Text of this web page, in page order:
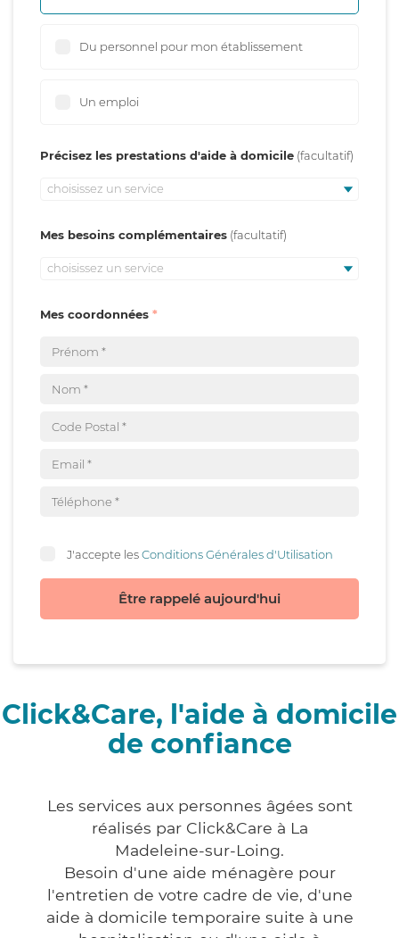
Du personnel pour mon établissement
Un emploi
Précisez les prestations d'aide à domicile
choisissez un service
Mes besoins complémentaires
choisissez un service
Mes coordonnées
J'accepte lesConditions Générales d'Utilisation
Être rappelé aujourd'hui
Click&Care, l'aide à domicile
de confiance
Les services aux personnes âgées sont
réalisés par Click&Care à La
Madeleine-sur-Loing.
Besoin d'une aide ménagère pour
l'entretien de votre cadre de vie, d'une
aide à domicile temporaire suite à une